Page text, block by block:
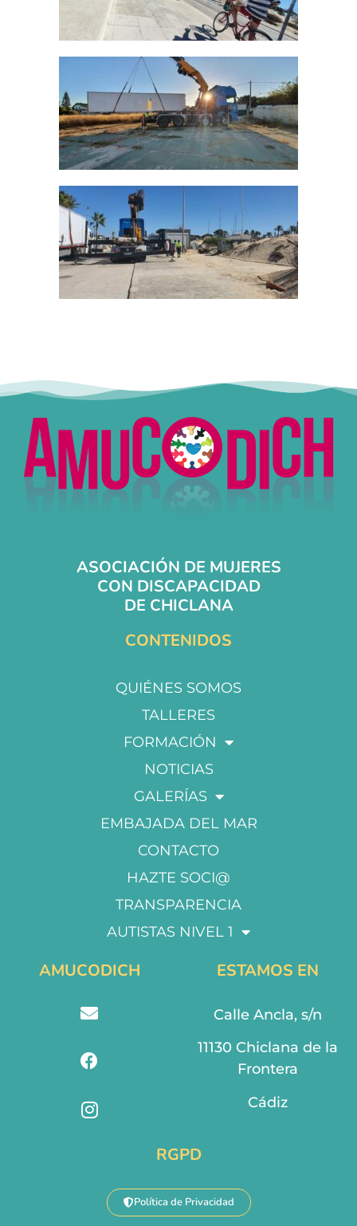
ASOCIACIÓN DE MUJERES
CON DISCAPACIDAD
DE CHICLANA
CONTENIDOS
QUIÉNES SOMOS
TALLERES
FORMACIÓN
NOTICIAS
GALERÍAS
EMBAJADA DEL MAR
CONTACTO
HAZTE SOCI@
TRANSPARENCIA
AUTISTAS NIVEL 1
AMUCODICH ESTAMOS EN
Calle Ancla, s/n
11130 Chiclana de la
Frontera
Cádiz
RGPD
Política de Privacidad